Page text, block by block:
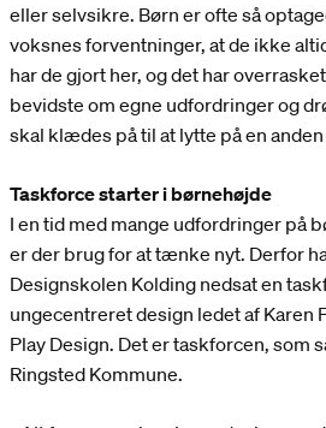
eller selvsikre. Børn er ofte så
voksnes forventninger, at de ikke
har de gjort her, og det har
bevidste om egne udfordringer og
skal klædes på til at lytte på en anden
Taskforce starter i børnehøjde
I en tid med mange udfordringer på
er der brug for at tænke nyt. Derfor
Designskolen Kolding nedsat en
ungecentreret design ledet af Karen
Play Design. Det er taskforcen, som
Ringsted Kommune.